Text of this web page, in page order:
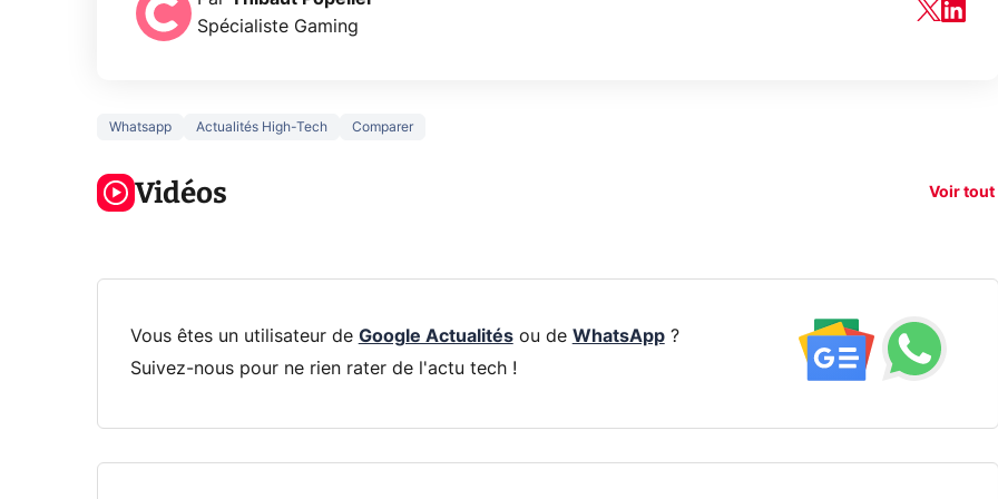
Spécialiste Gaming
Whatsapp Actualités High-Tech Comparer
Vidéos Voir tout
5 générations
la prochaine
Xbox !
Ce que vous
Vous êtes un utilisateur de Google Actualitésou de WhatsApp?
Suivez-nous pour ne rien rater de l'actu tech !